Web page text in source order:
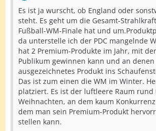
Es ist ja wurscht, ob England oder
steht. Es geht um die Gesamt-
Fußball-WM-Finale hat und
da unterstelle ich der PDC mangelnde
hat 2 Premium-Produkte im Jahr, mit
Publikum gewinnen kann und an
ausgezeichnetes Produkt ins
Das ist zum einen die WM im Winter.
platziert. Es ist der luftleere Raum rund
Weihnachten, an dem kaum
dem man sein Premium-Produkt
stellen kann.